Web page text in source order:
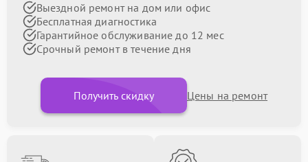
Выездной ремонт на дом или офис
Бесплатная диагностика
Гарантийное обслуживание до 12 мес
Срочный ремонт в течение дня
Получить скидку Цены на ремонт